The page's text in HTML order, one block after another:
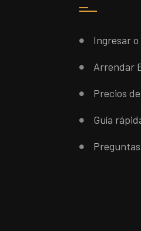
Ingresar
Arrendar
Precios
Guía